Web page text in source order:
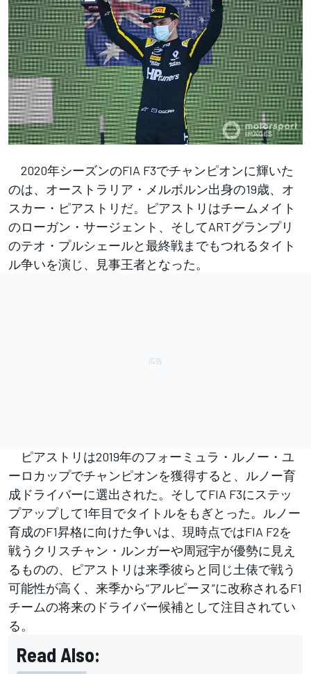
2020年シーズンのFIA F3でチャンピオンに輝いた
のは、オーストラリア・メルボルン出身の19歳、オ
スカー・ピアストリだ。ピアストリはチームメイト
のローガン・サージェント、そしてARTグランプリ
のテオ・プルシェールと最終戦までもつれるタイト
ル争いを演じ、見事王者となった。
ピアストリは2019年のフォーミュラ・ルノー・ユ
ーロカップでチャンピオンを獲得すると、ルノー育
成ドライバーに選出された。そしてFIA F3にステッ
プアップして1年目でタイトルをもぎとった。ルノー
育成のF1昇格に向けた争いは、現時点ではFIA F2を
戦うクリスチャン・ルンガーや周冠宇が優勢に見え
るものの、ピアストリは来季彼らと同じ土俵で戦う
可能性が高く、来季から“アルピーヌ”に改称されるF1
チームの将来のドライバー候補として注目されてい
る。
Read Also: